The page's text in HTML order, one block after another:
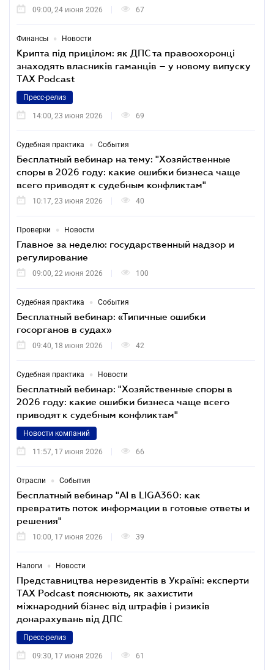
09:00, 24 июня 2026 67
Финансы • Новости
Крипта під прицілом: як ДПС та правоохоронці
знаходять власників гаманців – у новому випуску
TAX Podcast
Пресс-релиз
14:00, 23 июня 2026 69
Судебная практика • События
Бесплатный вебинар на тему: "Хозяйственные
споры в 2026 году: какие ошибки бизнеса чаще
всего приводят к судебным конфликтам"
10:17, 23 июня 2026 40
Проверки • Новости
Главное за неделю: государственный надзор и
регулирование
09:00, 22 июня 2026 100
Судебная практика • События
Бесплатный вебинар: «Типичные ошибки
госорганов в судах»
09:40, 18 июня 2026 42
Судебная практика • Новости
Бесплатный вебинар: "Хозяйственные споры в
2026 году: какие ошибки бизнеса чаще всего
приводят к судебным конфликтам"
Новости компаний
11:57, 17 июня 2026 66
Отрасли • События
Бесплатный вебинар "AI в LIGA360: как
превратить поток информации в готовые ответы и
решения"
10:00, 17 июня 2026 39
Налоги • Новости
Представництва нерезидентів в Україні: експерти
TAX Podcast пояснюють, як захистити
міжнародний бізнес від штрафів і ризиків
донарахувань від ДПС
Пресс-релиз
09:30, 17 июня 2026 61